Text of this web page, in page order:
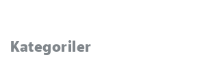
Kategoriler